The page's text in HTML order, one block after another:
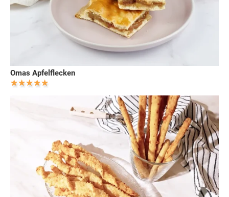
Omas Apfelflecken